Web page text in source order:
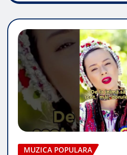
MUZICA POPULARA